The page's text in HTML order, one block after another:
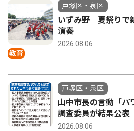
教育
戸塚区・泉区
いずみ野 夏祭りで
演奏
2026.08.06
戸塚区・泉区
山中市長の言動「
調査委員が結果公表
2026.08.06